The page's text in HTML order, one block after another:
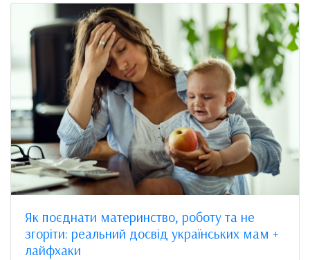
Як поєднати материнство, роботу та не
згоріти: реальний досвід українських мам +
лайфхаки